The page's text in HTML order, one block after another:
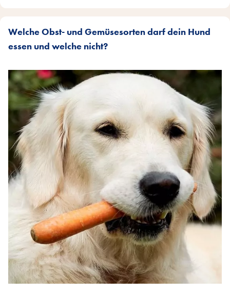
Welche Obst- und Gemüsesorten darf dein Hund
essen und welche nicht?